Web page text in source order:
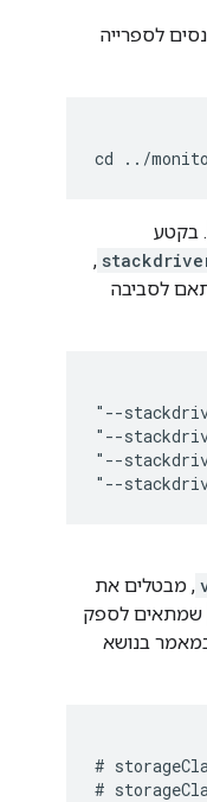
לספרייה
,
"--
"--
"--
את
לספק
בנושא
#
#